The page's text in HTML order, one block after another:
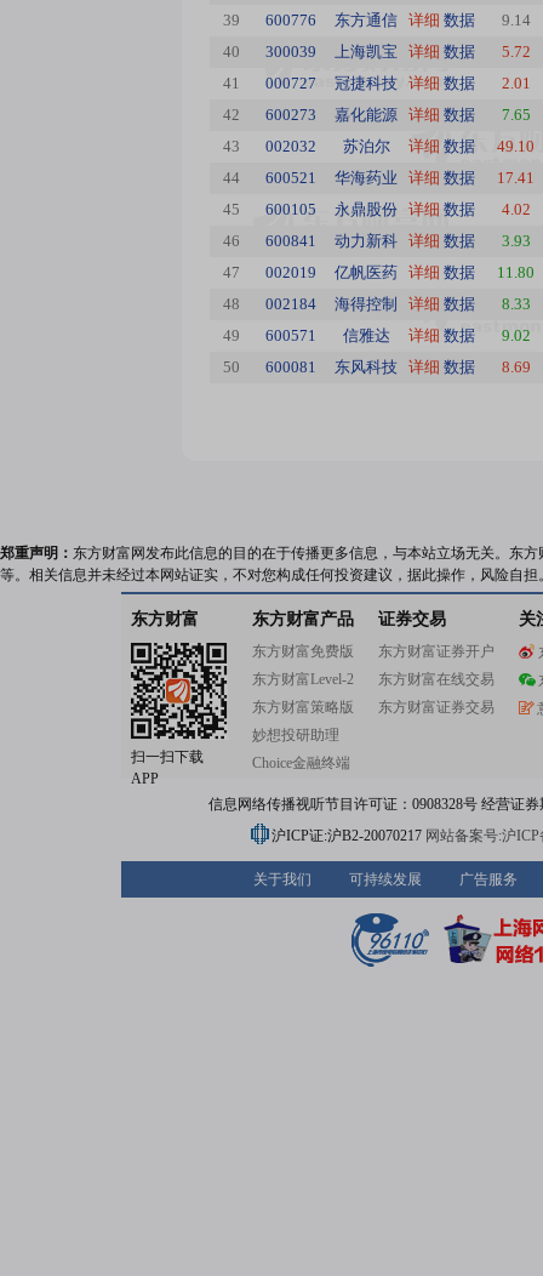
39
600776 东方通信 详细 数据
9.14
40
300039 上海凯宝 详细 数据
5.72
41
000727 冠捷科技 详细 数据
2.01
42
600273 嘉化能源 详细 数据
7.65
43
002032 苏泊尔 详细 数据
49.10
44
600521 华海药业 详细 数据
17.41
45
600105 永鼎股份 详细 数据
4.02
46
600841 动力新科 详细 数据
3.93
47
002019 亿帆医药 详细 数据
11.80
48
002184 海得控制 详细 数据
8.33
49
600571 信雅达 详细 数据
9.02
50
600081 东风科技 详细 数据 8.69
郑重声明： 东方财富网发布此信息的目的在于传播更多信息，与本站立场无关。东
等。相关信息并未经过本网站证实，不对您构成任何投资建议，据此操作，风险自担
东方财富
扫一扫下载
APP
东方财富产品
东方财富免费版
东方财富Level-2
东方财富策略版
妙想投研助理
Choice金融终端
证券交易
东方财富证券开户
东方财富在线交易
东方财富证券交易
关
信息网络传播视听节目许可证：0908328号 经营证
沪ICP证:沪B2-20070217 网站备案号:沪
关于我们 可持续发展 广告服务